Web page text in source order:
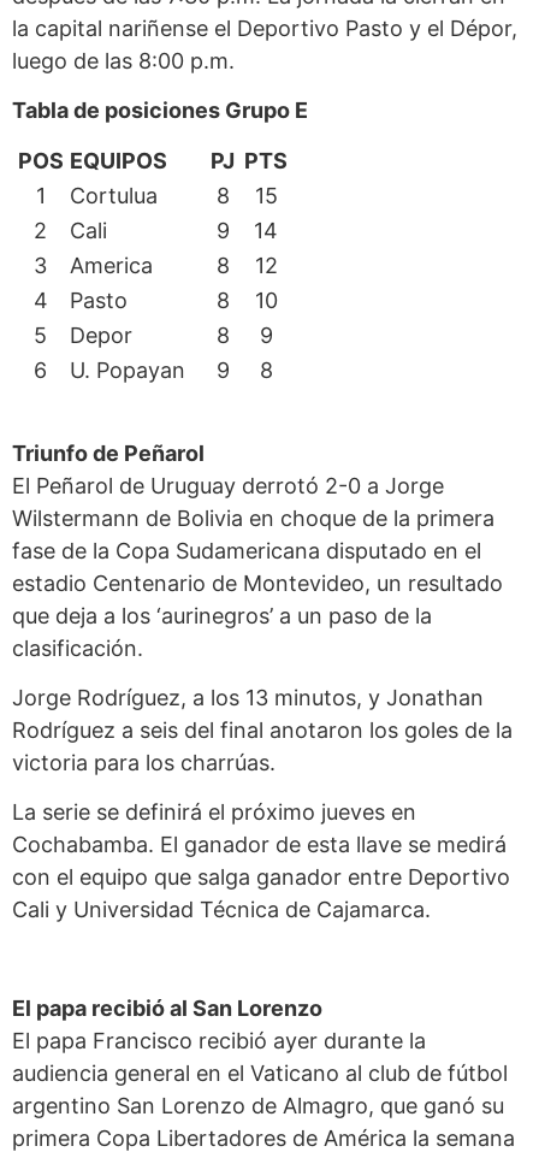
la capital nariñense el Deportivo Pasto y el Dépor,
luego de las 8:00 p.m.
Tabla de posiciones Grupo E
POS EQUIPOS PJ PTS
1
Cortulua 8
15
2
Cali 9
14
3
America 8
12
4
Pasto 8
10
5
Depor 8
9
6
U. Popayan 9 8
Triunfo de Peñarol
El Peñarol de Uruguay derrotó 2-0 a Jorge
Wilstermann de Bolivia en choque de la primera
fase de la Copa Sudamericana disputado en el
estadio Centenario de Montevideo, un resultado
que deja a los ‘aurinegros’ a un paso de la
clasificación.
Jorge Rodríguez, a los 13 minutos, y Jonathan
Rodríguez a seis del final anotaron los goles de la
victoria para los charrúas.
La serie se definirá el próximo jueves en
Cochabamba. El ganador de esta llave se medirá
con el equipo que salga ganador entre Deportivo
Cali y Universidad Técnica de Cajamarca.
El papa recibió al San Lorenzo
El papa Francisco recibió ayer durante la
audiencia general en el Vaticano al club de fútbol
argentino San Lorenzo de Almagro, que ganó su
primera Copa Libertadores de América la semana